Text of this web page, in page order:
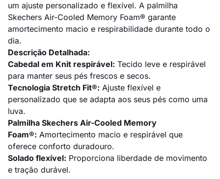
um ajuste personalizado e flexível. A palmilha
Skechers Air-Cooled Memory Foam® garante
amortecimento macio e respirabilidade durante todo o
dia.
Descrição Detalhada:
Cabedal em Knit respirável: Tecido leve e respirável
para manter seus pés frescos e secos.
Tecnologia Stretch Fit®: Ajuste flexível e
personalizado que se adapta aos seus pés como uma
luva.
Palmilha Skechers Air-Cooled Memory
Foam®: Amortecimento macio e respirável que
oferece conforto duradouro.
Solado flexível: Proporciona liberdade de movimento
e tração durável.